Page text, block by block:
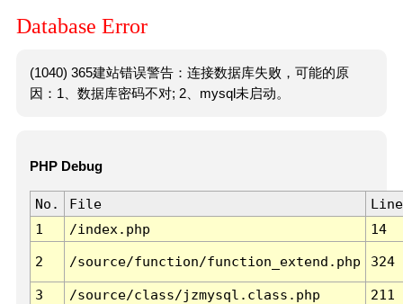
Database Error
(1040) 365建站错误警告：连接数据库失败，可能的原
因：1、数据库密码不对; 2、mysql未启动。
PHP Debug
No. File
Line
1
/index.php 14
2 /source/function/function_extend.php 324
3 /source/class/jzmysql.class.php
211